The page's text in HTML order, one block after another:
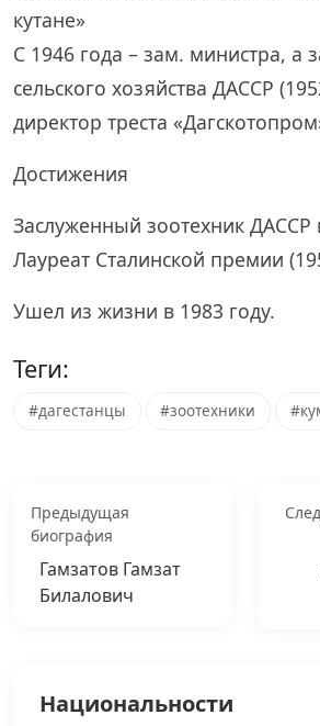
кутане»
С 1946 года – зам. министра, а
сельского хозяйства ДАССР
директор треста
Достижения
Заслуженный зоотехник
Лауреат Сталинской премии
Ушел из жизни в 1983 году.
Теги:
#дагестанцы #зоотехники
Предыдущая
биография
Гамзатов Гамзат
Билалович
Национальности